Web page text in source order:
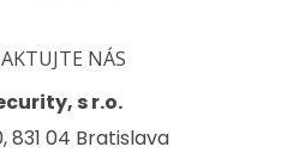
NÁS
s r.o.
831 04 Bratislava